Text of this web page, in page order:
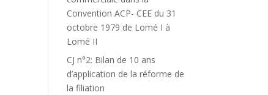
Convention ACP- CEE du 31
octobre 1979 de Lomé I à
Lomé II
CJ n°2: Bilan de 10 ans
d’application de la réforme de
la filiation